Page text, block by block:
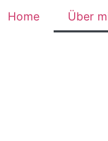
Home Über